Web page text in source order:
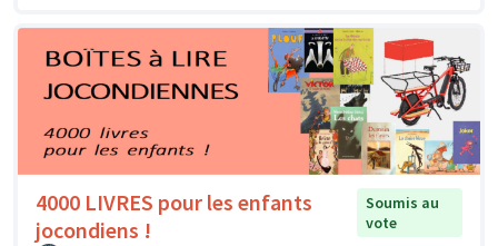
4000 LIVRES pour les enfants
jocondiens !
Soumis au
vote